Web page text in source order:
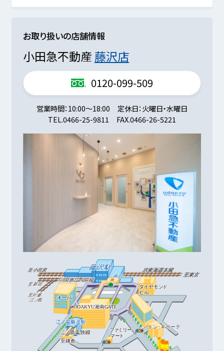
お取り扱いの店舗情報
小田急不動産 藤沢店
0120-099-509
営業時間 10:00～18:00 定休日 火曜日・水曜日
TEL.0466-25-9811 FAX.0466-26-5221